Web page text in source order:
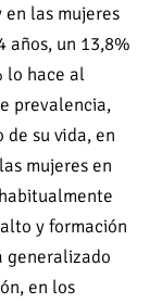
en las mujeres
años, un 13,8%
lo hace al
prevalencia,
su vida, en
mujeres en
y formación
generalizado
en los